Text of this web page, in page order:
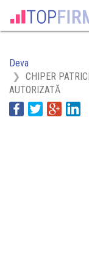
Deva
CHIPER
AUTORIZATĂ